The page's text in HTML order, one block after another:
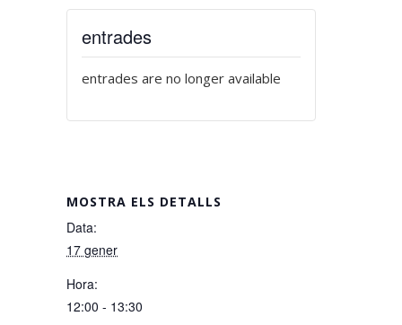
MOSTRA ELS DETALLS
Data:
17 gener
Hora:
12:00 - 13:30
entrades
entrades are no longer available